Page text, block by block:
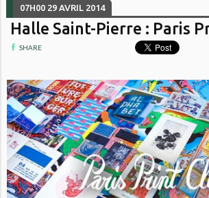
07H00 29 AVRIL 2014
Halle Saint-Pierre : Paris
SHARE